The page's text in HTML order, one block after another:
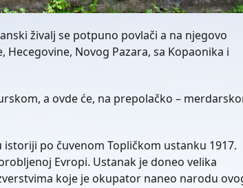
živalj se potpuno povlači a na njegovo
Novog Pazara, sa Kopaonika i
a ovde će, na prepolačko –
po čuvenom Topličkom ustanku 1917.
Evropi. Ustanak je doneo velika
koje je okupator naneo narodu